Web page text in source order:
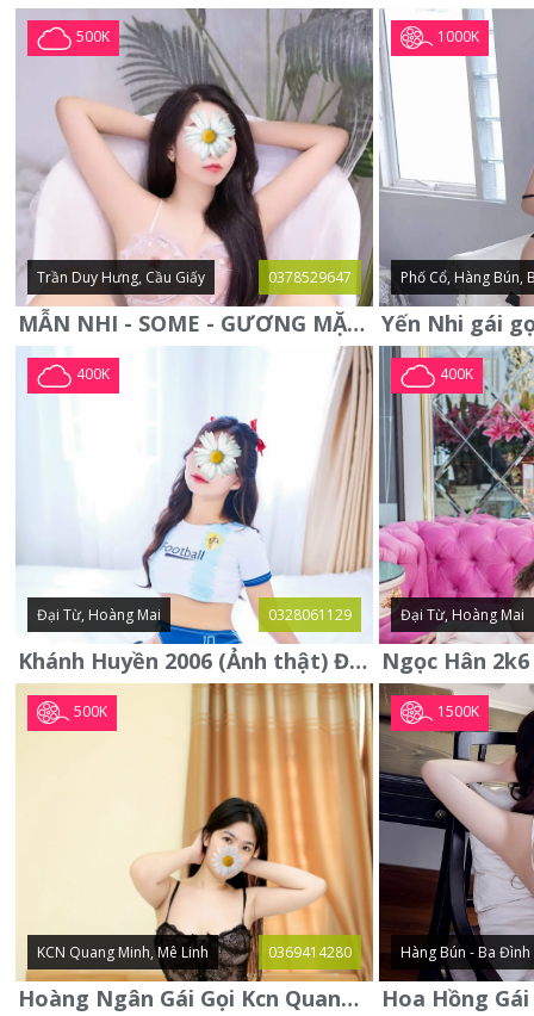
500K
Trần Duy Hưng, Cầu Giấy 0378529647
MẪN NHI - SOME - GƯƠNG MẶT XINH XẮN -CỰC CHIỀU KHÁCH
1000K
Phố Cổ, Hàng Bún,
400K
Đại Từ, Hoàng Mai 0328061129
Khánh Huyền 2006 (Ảnh thật) Đại từ - Hoàng Mai
400K
Đại Từ, Hoàng Mai
500K
KCN Quang Minh, Mê Linh 0369414280
Hoàng Ngân Gái Gọi Kcn Quang Minh - Mê Linh . Hàng Vip Lần Đầu
1500K
Hàng Bún - Ba Đình